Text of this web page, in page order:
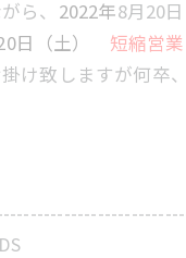
ら、 2022年8月20
日（土） 短縮営
け致しますが何卒